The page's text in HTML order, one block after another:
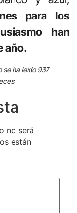
para los
han
año.
se ha leído 937
no será
están